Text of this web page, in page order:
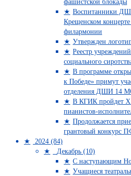
фашистской блокады
Воспитанники
Крещенском
филармонии
Утвержден
Реестр
социального
В программе
к Победе» примут
отделения ДШИ 14
В КГИК пройдет Х
пианистов-
Продолжается
грантовый конкурс
2024 (84)
Декабрь (10)
С наступающим
Учащиеся